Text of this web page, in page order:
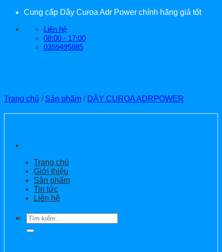
Cung cấp Dây Curoa Adr Power chính hãng giá tốt
Liên hệ
08:00 - 17:00
0359495885
Trang chủ
Giới thiệu
Sản phẩm
Tin tức
Liên hệ
Tìm
kiếm:
Trang chủ / Sản phẩm / DÂY CUROA ADRPOWER